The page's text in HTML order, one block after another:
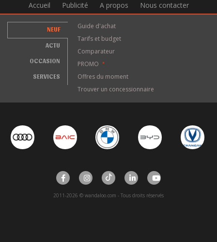
Accueil Publicité A propos Nous contacter
NEUF
ACTU
OCCASION
SERVICES
Guide d'achat
Tarifs et budget
Comparateur
PROMO
*
Offres du moment
Trouver un concessionnaire
2011-2026 © wandaloo.com - Tous droits réservés